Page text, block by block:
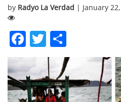
by Radyo La Verdad | January
Facebook
Twitter